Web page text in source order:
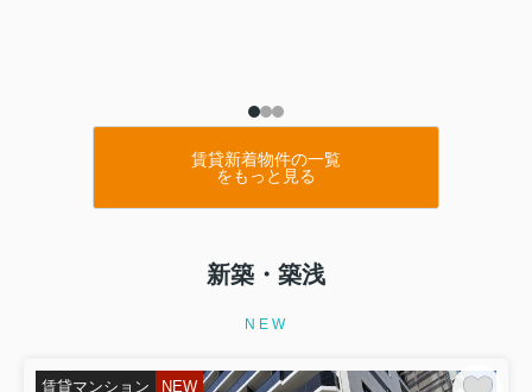
賃貸新着物件の一覧
をもっと見る
新築・築浅
NEW
賃貸マンション NEW